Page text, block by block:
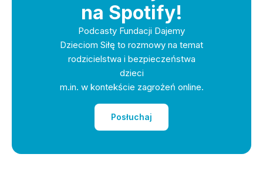
na Spotify!
Podcasty Fundacji Dajemy
Dzieciom Siłę to rozmowy na temat
rodzicielstwa i bezpieczeństwa
dzieci
m.in. w kontekście zagrożeń online.
Posłuchaj